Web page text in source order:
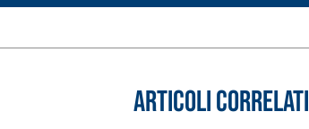
Articoli correlati